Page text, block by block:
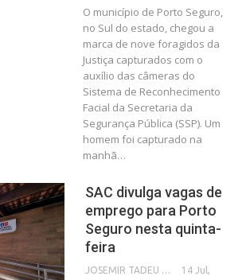
O município de Porto Seguro,
no Sul do estado, chegou a
marca de nove foragidos da
Justiça capturados com o
auxílio das câmeras do
Sistema de Reconhecimento
Facial da Secretaria da
Segurança Pública (SSP). Um
homem foi capturado na
manhã…
SAC divulga vagas de
emprego para Porto
Seguro nesta quinta-
feira
JOSEMIR TADEU FONSECA
14 Jul,